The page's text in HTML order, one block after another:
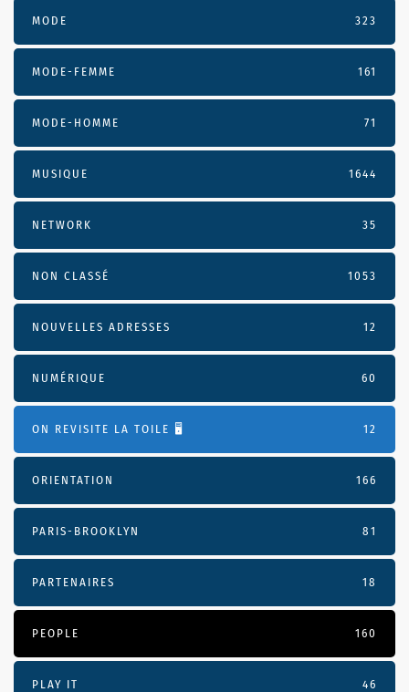
MODE 323
MODE-FEMME 161
MODE-HOMME 71
MUSIQUE 1644
NETWORK 35
NON CLASSÉ 1053
NOUVELLES ADRESSES 12
NUMÉRIQUE 60
ON REVISITE LA TOILE 🖥️ 12
ORIENTATION 166
PARIS-BROOKLYN 81
PARTENAIRES 18
PEOPLE 160
PLAY IT 46